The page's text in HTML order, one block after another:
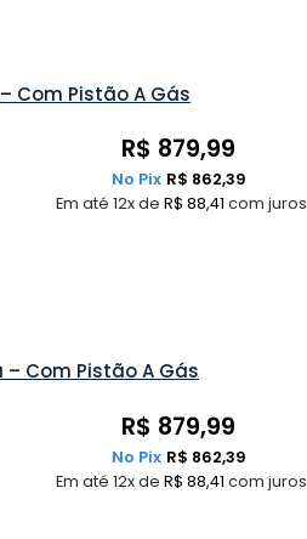
Com Pistão A Gás
R$ 879,99
Em até 12x de R$ 88,41 com juros
No Pix R$ 862,39
Com Pistão A Gás
R$ 879,99
Em até 12x de R$ 88,41 com juros
No Pix R$ 862,39